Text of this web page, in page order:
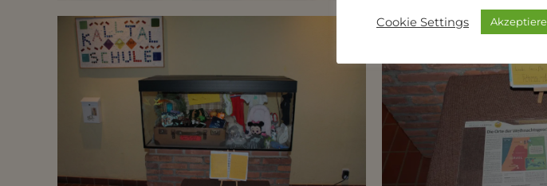
Cookie Settings